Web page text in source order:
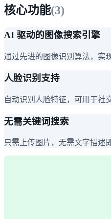
核心功能(3)
AI 驱动的图像搜索引擎
通过先进的图像识别算法，实
人脸识别支持
自动识别人脸特征，可用于社
无需关键词搜索
只需上传图片，无需文字描述